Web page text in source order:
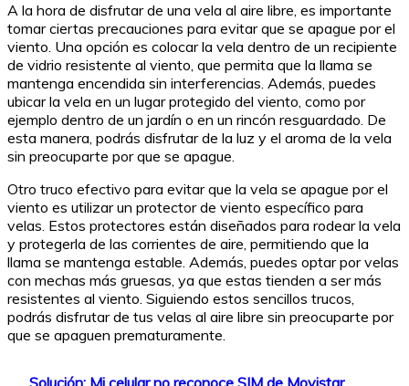
A la hora de disfrutar de una vela al aire libre, es importante
tomar ciertas precauciones para evitar que se apague por el
viento. Una opción es colocar la vela dentro de un recipiente
de vidrio resistente al viento, que permita que la llama se
mantenga encendida sin interferencias. Además, puedes
ubicar la vela en un lugar protegido del viento, como por
ejemplo dentro de un jardín o en un rincón resguardado. De
esta manera, podrás disfrutar de la luz y el aroma de la vela
sin preocuparte por que se apague.
Otro truco efectivo para evitar que la vela se apague por el
viento es utilizar un protector de viento específico para
velas. Estos protectores están diseñados para rodear la vela
y protegerla de las corrientes de aire, permitiendo que la
llama se mantenga estable. Además, puedes optar por velas
con mechas más gruesas, ya que estas tienden a ser más
resistentes al viento. Siguiendo estos sencillos trucos,
podrás disfrutar de tus velas al aire libre sin preocuparte por
que se apaguen prematuramente.